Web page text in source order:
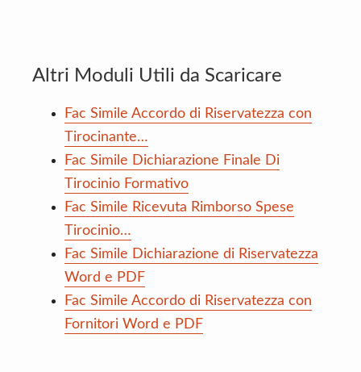
Altri Moduli Utili da Scaricare
Fac Simile Accordo di Riservatezza con
Tirocinante…
Fac Simile Dichiarazione Finale Di
Tirocinio Formativo
Fac Simile Ricevuta Rimborso Spese
Tirocinio…
Fac Simile Dichiarazione di Riservatezza
Word e PDF
Fac Simile Accordo di Riservatezza con
Fornitori Word e PDF